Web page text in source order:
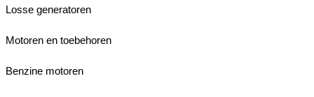
Losse generatoren
Motoren en toebehoren
Benzine motoren